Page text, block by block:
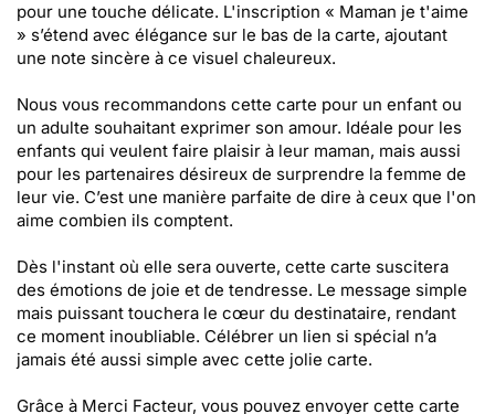
pour une touche délicate. L'inscription « Maman je t'aime
» s’étend avec élégance sur le bas de la carte, ajoutant
une note sincère à ce visuel chaleureux.
Nous vous recommandons cette carte pour un enfant ou
un adulte souhaitant exprimer son amour. Idéale pour les
enfants qui veulent faire plaisir à leur maman, mais aussi
pour les partenaires désireux de surprendre la femme de
leur vie. C’est une manière parfaite de dire à ceux que l'on
aime combien ils comptent.
Dès l'instant où elle sera ouverte, cette carte suscitera
des émotions de joie et de tendresse. Le message simple
mais puissant touchera le cœur du destinataire, rendant
ce moment inoubliable. Célébrer un lien si spécial n’a
jamais été aussi simple avec cette jolie carte.
Grâce à Merci Facteur, vous pouvez envoyer cette carte